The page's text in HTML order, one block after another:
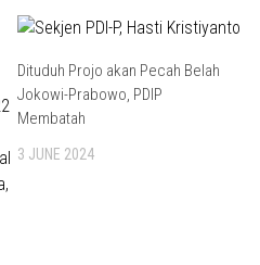
Dituduh Projo akan Pecah Belah
Jokowi-Prabowo, PDIP
Membatah
3 JUNE 2024